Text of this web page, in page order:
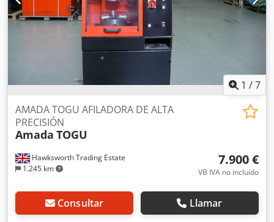
1 /7
Hawksworth Trading Estate
1.245 km
AMADA TOGU AFILADORA DE ALTA
PRECISIÓN
Amada TOGU
7.900 €
VB IVA no incluído
Consultar Llamar